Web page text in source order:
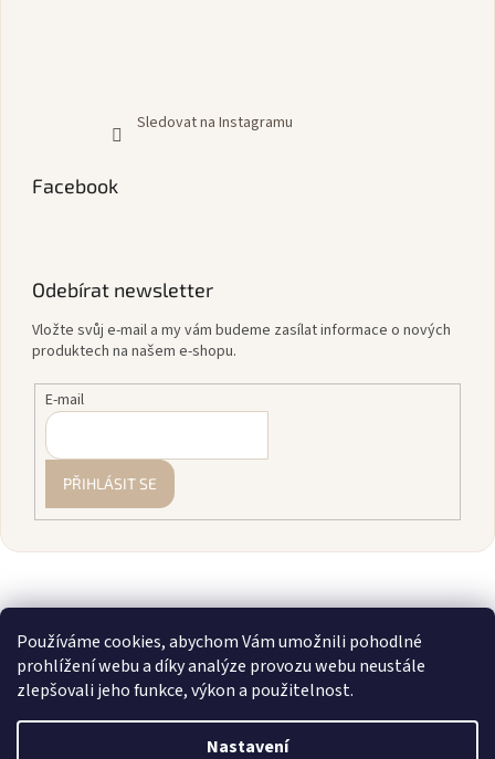
Používáme cookies, abychom Vám umožnili pohodlné
prohlížení webu a díky analýze provozu webu neustále
zlepšovali jeho funkce, výkon a použitelnost.
Nastavení
Sledovat na Instagramu
Facebook
Odebírat newsletter
Vložte svůj e-mail a my vám budeme zasílat informace o nových
produktech na našem e-shopu.
E-mail
PŘIHLÁSIT SE
Vytvořil Shoptet